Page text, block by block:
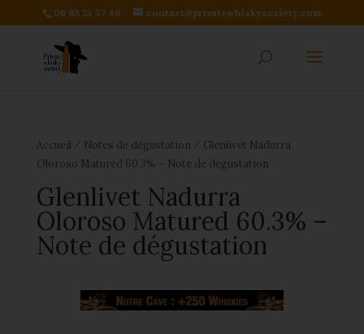
06 83 25 57 46 contact@privatewhiskysociety.com
Accueil Notes de dégustation
Glenlivet Nadurra
Oloroso Matured 60.3% – Note de dégustation
Glenlivet Nadurra
Oloroso Matured 60.3% –
Note de dégustation